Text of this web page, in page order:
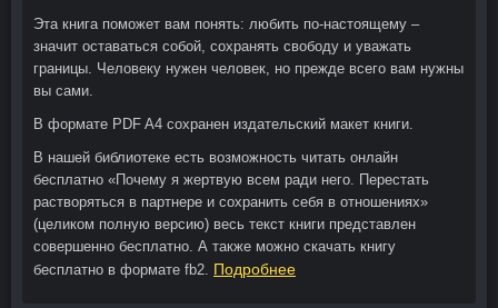
Эта книга поможет вам понять: любить по-настоящему –
значит оставаться собой, сохранять свободу и уважать
границы. Человеку нужен человек, но прежде всего вам нужны
вы сами.
В формате PDF A4 сохранен издательский макет книги.
В нашей библиотеке есть возможность читать онлайн
бесплатно «Почему я жертвую всем ради него. Перестать
растворяться в партнере и сохранить себя в отношениях»
(целиком полную версию) весь текст книги представлен
совершенно бесплатно. А также можно скачать книгу
бесплатно в формате fb2. Подробнее